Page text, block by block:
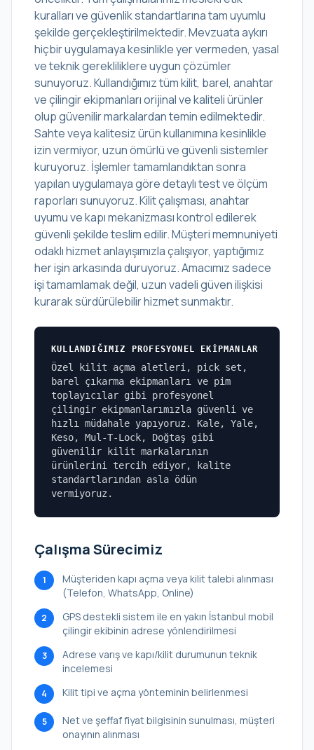
kuralları ve güvenlik standartlarına tam uyumlu
şekilde gerçekleştirilmektedir. Mevzuata aykırı
hiçbir uygulamaya kesinlikle yer vermeden, yasal
ve teknik gerekliliklere uygun çözümler
sunuyoruz. Kullandığımız tüm kilit, barel, anahtar
ve çilingir ekipmanları orijinal ve kaliteli ürünler
olup güvenilir markalardan temin edilmektedir.
Sahte veya kalitesiz ürün kullanımına kesinlikle
izin vermiyor, uzun ömürlü ve güvenli sistemler
kuruyoruz. İşlemler tamamlandıktan sonra
yapılan uygulamaya göre detaylı test ve ölçüm
raporları sunuyoruz. Kilit çalışması, anahtar
uyumu ve kapı mekanizması kontrol edilerek
güvenli şekilde teslim edilir. Müşteri memnuniyeti
odaklı hizmet anlayışımızla çalışıyor, yaptığımız
her işin arkasında duruyoruz. Amacımız sadece
işi tamamlamak değil, uzun vadeli güven ilişkisi
kurarak sürdürülebilir hizmet sunmaktır.
KULLANDIĞIMIZ PROFESYONEL EKIPMANLAR
Özel kilit açma aletleri, pick set,
barel çıkarma ekipmanları ve pim
toplayıcılar gibi profesyonel
çilingir ekipmanlarımızla güvenli ve
hızlı müdahale yapıyoruz. Kale, Yale,
Keso, Mul-T-Lock, Doğtaş gibi
güvenilir kilit markalarının
ürünlerini tercih ediyor, kalite
standartlarından asla ödün
vermiyoruz.
Çalışma Sürecimiz
1
Müşteriden kapı açma veya kilit talebi alınması
(Telefon, WhatsApp, Online)
2
GPS destekli sistem ile en yakın İstanbul mobil
çilingir ekibinin adrese yönlendirilmesi
3
Adrese varış ve kapı/kilit durumunun teknik
incelemesi
4 Kilit tipi ve açma yönteminin belirlenmesi
5
Net ve şeffaf fiyat bilgisinin sunulması, müşteri
onayının alınması